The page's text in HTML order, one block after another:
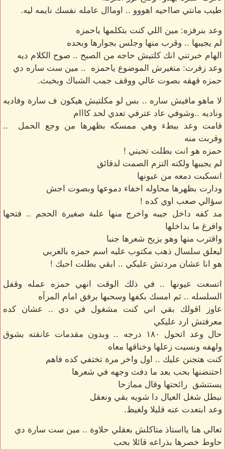
طيب مانتي صااحيه اهووو .. اوماال عامله نفسك نايمه ليه.
وعد بنرفزه: مين اللي كنت بتكلمها ياحمزه
لم يجيبها .. وقرب منها وجلس بجوارها وبحده
الهام خبرتني انك كلتيش حاجه من الصبح .. صوح الكلام ديه
وعد زفرت: متغيرش الموضوع ياحمزه .. مين ست ساره دي
حمزه قهقه بصوت عالي ووقف جمب الشباك وبخبث.
لا ماهو مافيش ساره .. بس لو مكلتيش هيكون ف سارة وفاديه
وناديه ..وشوفي عاد عترفي تعدي لحد كااام
قامت وعد ببطء وهي ممسكه بظهرها من وجع الحمل ..
وقربت منه
حمزه هو انت بطلت تحبني !
لم يجيبها ولكنه التزم الصمت لدقائق
انسكبت دمعه من عيونها
ودارت بظهرها محاوله اخفاء دموعها وبصوت اجش
سؤالي صعب اوي كده !
مد كفه داخل جيبه واخرج منها علبة صغيرة الحجم .. فتحها
وافرغ ما بداخلها
واقترب منها وهو يزيح شعرها جنبا
ليعلق سلسال ذهب مكتوب عليه اسم حمزه بالعربي
هو انا عشان مردتش عليكي .. ابقي بطلت احبك !
اتسعت عيونها .. في ذلك الوقت انهي حمزه عمله وقفل
السلسله .. ثم امسك بكفها وسحبها برفق امام المرآه
عاوز اقولك بقي اني كنت مشغول في دي .. عشان كده
معرفتش ارد عليكي
حال وعد اتحول ١٨٠ درجه .. وبدون مقدمات عانقته بشوق
ولهفه ونسيت زعلها وخناقها معاه
كنت هتجنن عليك .. اول واخر مرة تختفي كده فاهم
احتنضنها بحب بعد ما دفث وجهه في شعرها
يستنشق رائحتها وقال ممازحا
نبطل شغل العيال دا شويه بقي ونعقل
وعد ابتعدت عنه قليلا ولغيظ.
تعالي هنا يااستاذ متاكلش بعقلي حلاوة .. مين ست سارة دي
حاوط خصرها بذراعه قائلا بحب